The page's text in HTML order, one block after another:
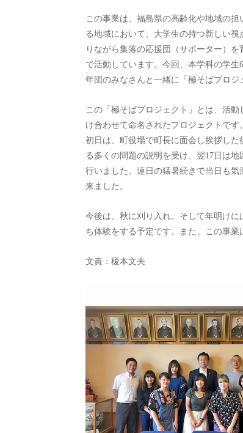
この事業は、福島県の高齢化や地域の
る地域において、大学生の持つ新しい
りながら集落の応援団（サポーター）
で活動しています。今回、本学科の学
年団のみなさんと一緒に「極そばプロジ
この「極そばプロジェクト」とは、活
け合わせて命名されたプロジェクトです。
初日は、町役場で町長に面会し挨拶し
る多くの問題の説明を受け、翌17日は
行いました。連日の猛暑続きで当日も
来ました。
今後は、秋に刈り入れ、そして年明け
ち体験をする予定です。また、この事業
文責：榎本文夫